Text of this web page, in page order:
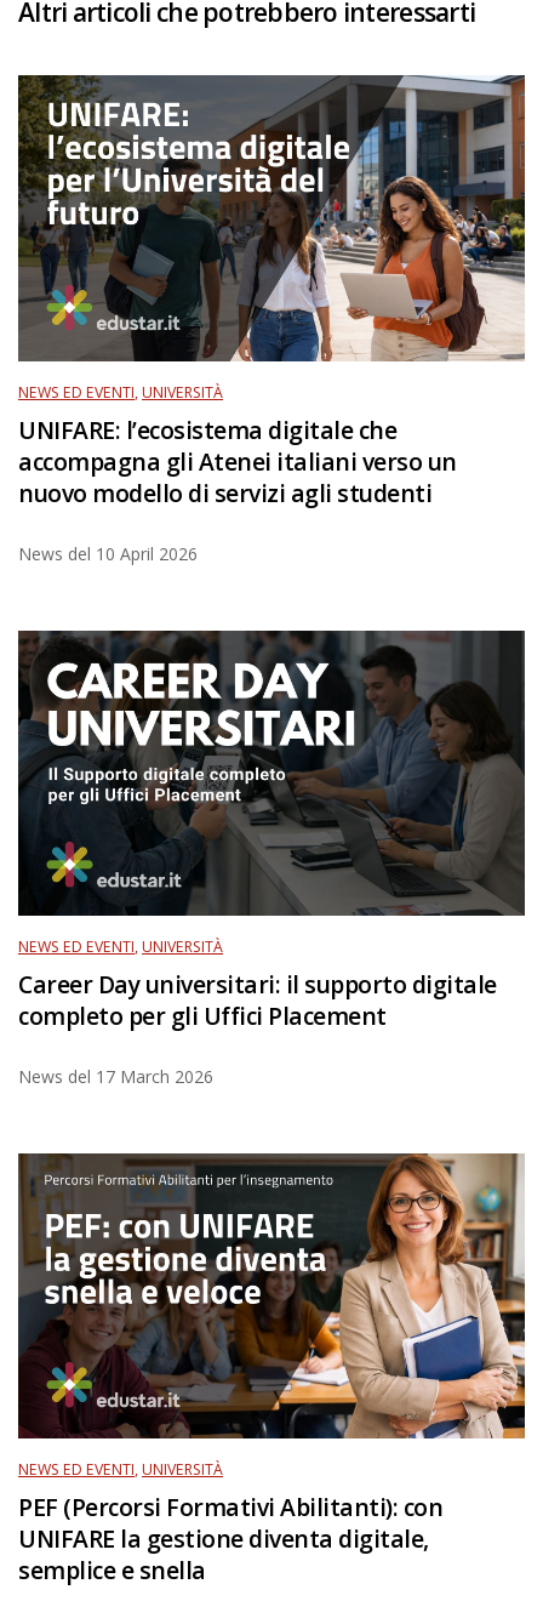
Altri articoli che potrebbero interessarti
NEWS ED EVENTI,UNIVERSITÀ
UNIFARE: l’ecosistema digitale che
accompagna gli Atenei italiani verso un
nuovo modello di servizi agli studenti
News del 10 April 2026
NEWS ED EVENTI,UNIVERSITÀ
Career Day universitari: il supporto digitale
completo per gli Uffici Placement
News del 17 March 2026
NEWS ED EVENTI,UNIVERSITÀ
PEF (Percorsi Formativi Abilitanti): con
UNIFARE la gestione diventa digitale,
semplice e snella